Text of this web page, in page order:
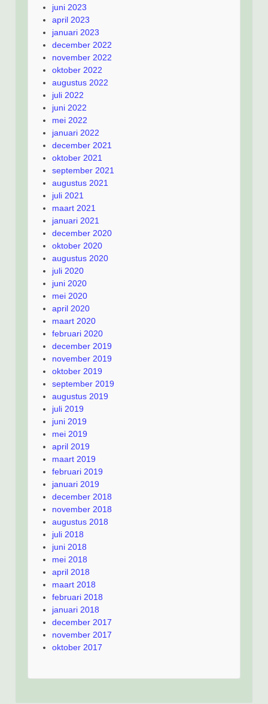
juni 2023
april 2023
januari 2023
december 2022
november 2022
oktober 2022
augustus 2022
juli 2022
juni 2022
mei 2022
januari 2022
december 2021
oktober 2021
september 2021
augustus 2021
juli 2021
maart 2021
januari 2021
december 2020
oktober 2020
augustus 2020
juli 2020
juni 2020
mei 2020
april 2020
maart 2020
februari 2020
december 2019
november 2019
oktober 2019
september 2019
augustus 2019
juli 2019
juni 2019
mei 2019
april 2019
maart 2019
februari 2019
januari 2019
december 2018
november 2018
augustus 2018
juli 2018
juni 2018
mei 2018
april 2018
maart 2018
februari 2018
januari 2018
december 2017
november 2017
oktober 2017